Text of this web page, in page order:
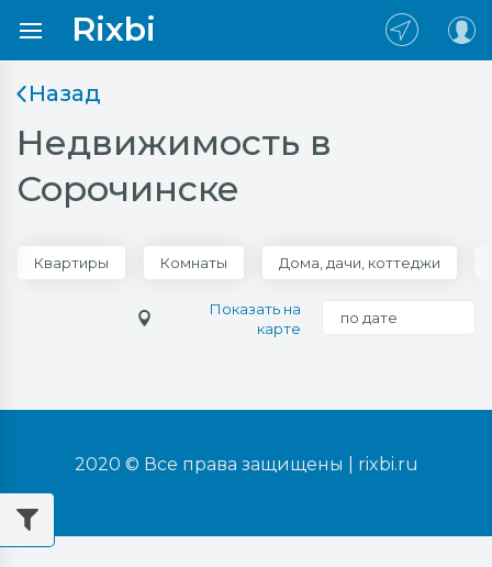
Rixbi
Назад
Недвижимость в
Сорочинске
Квартиры Комнаты Дома, дачи, коттеджи
Показать на
карте
по дате
2020 © Все права защищены | rixbi.ru